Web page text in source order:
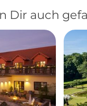
Dir auch